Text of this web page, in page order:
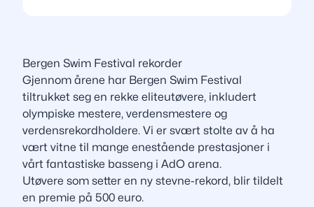
Bergen Swim Festival rekorder
Gjennom årene har Bergen Swim Festival
tiltrukket seg en rekke eliteutøvere, inkludert
olympiske mestere, verdensmestere og
verdensrekordholdere. Vi er svært stolte av å ha
vært vitne til mange enestående prestasjoner i
vårt fantastiske basseng i AdO arena.
Utøvere som setter en ny stevne-rekord, blir tildelt
en premie på 500 euro.